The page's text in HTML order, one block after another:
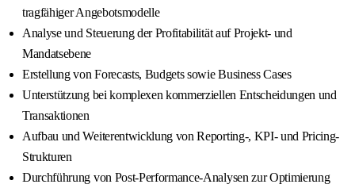
tragfähiger Angebotsmodelle
Analyse und Steuerung der Profitabilität auf Projekt- und
Mandatsebene
Erstellung von Forecasts, Budgets sowie Business Cases
Unterstützung bei komplexen kommerziellen Entscheidungen und
Transaktionen
Aufbau und Weiterentwicklung von Reporting-, KPI- und Pricing-
Strukturen
Durchführung von Post-Performance-Analysen zur Optimierung